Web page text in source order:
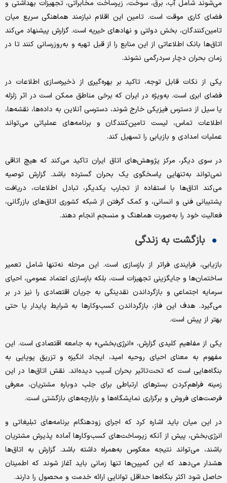
می‌شوند شامل آب، برق، سوخت، زیرساخت مخابراتی، تجهیزات بهداشتی و
فضای کاری موقت است. تامین این اقلام نیازمند هماهنگی سریع میان
تامین‌کنندگان، بخش دولتی و نهادهای خیریه است. گزارش پیشنهاد می‌کند
اتاق‌ها بانک اطلاعاتی از این منابع را از قبل تهیه و به‌روزرسانی کنند تا در
زمان بحران دچار سردرگمی نشوند.
یکی از نکات قابل توجه، تاکید بر بهره‌گیری از ذخیره‌سازی اطلاعات در
فضای ابری است. به‌ویژه در ایران که برخی مناطق ممکن است در اثر زلزله
یا سیل از دسترس فیزیکی خارج شوند، دسترسی آنلاین به داده‌ها، نقشه‌ها،
اطلاعات تماس، لیست تامین‌کنندگان و برنامه‌های عملیاتی می‌تواند
عملیات امدادی و بازیابی را تسهیل کند.
در سوی دیگر، مرکز پژوهش‌های اتاق ایران تاکید می‌کند که هیچ اتاقی
نمی‌تواند به‌تنهایی پاسخگوی یک بحران گسترده باشد. گزارش توصیه
می‌کند اتاق‌ها با استفاده از تجارب یکدیگر، تبادل اطلاعات، دریافت
پشتیبانی فنی و انسانی، و کمک گرفتن از شبکه کشوری اتاق‌های بازرگانی،
فعالیت خود را به‌صورت هماهنگ و منسجم انجام دهند.
بازگشت به زندگی
بازیابی، فرایندی فراتر از بازسازی است. این مرحله نه‌تنها شامل تعمیر
ساختمان‌ها و جایگزینی تجهیزات است، بلکه بازسازی اعتماد عمومی، احیای
سرمایه اجتماعی و بازگرداندن نقدینگی به جریان اقتصادی را نیز در بر
می‌گیرد. هدف این فاز، بازگرداندن کسب‌وکارها به شرایط پایدار یا حتی
بهتر از پیش است.
یکی از مفاهیم کلیدی گزارش، «انرژی‌بخشی» به جامعه اقتصادی است. این
مفهوم به معنای احیای روحیه امید، ایجاد انگیزه و تزریق پویایی به
بنگاه‌هایی است که تحت‌تاثیر بحران آسیب دیده‌اند. نقش اتاق‌ها در این
زمینه فراهم‌کردن بسترهای ارتباطی برای جلب دوباره مشتریان، معرفی
فرصت‌های فروش و برگزاری نمایشگاه‌ها و بازارچه‌های بازگشتی است.
در این میان باید اشاره کرد که اجرای زودهنگام برنامه‌های تبلیغاتی و
انرژی‌بخش، پیش از آنکه زیرساخت‌های کسب‌وکارها آماده پذیرش مشتریان
باشند، می‌تواند نتیجه معکوس به‌همراه داشته باشد. گزارش به اتاق‌ها
هشدار می‌دهد که این کمپین‌ها تنها زمانی باید آغاز شوند که اطمینان
حاصل شود اکثر بنگاه‌ها حداقل توانایی ارائه خدمت و محصول را دارند.